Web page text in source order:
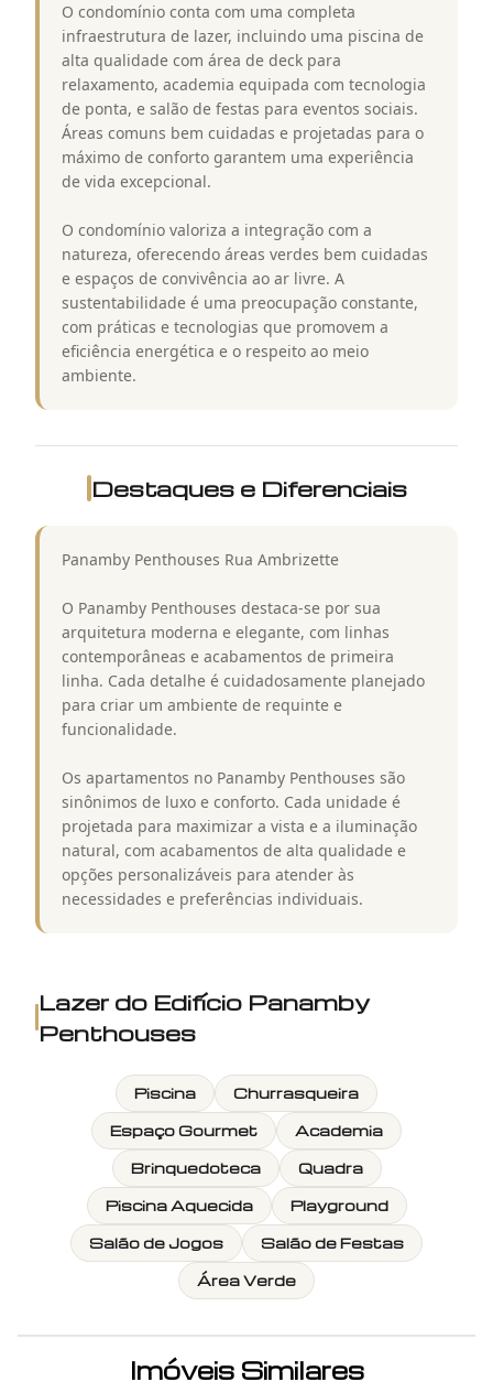
O condomínio conta com uma completa
infraestrutura de lazer, incluindo uma piscina de
alta qualidade com área de deck para
relaxamento, academia equipada com tecnologia
de ponta, e salão de festas para eventos sociais.
Áreas comuns bem cuidadas e projetadas para o
máximo de conforto garantem uma experiência
de vida excepcional.
O condomínio valoriza a integração com a
natureza, oferecendo áreas verdes bem cuidadas
e espaços de convivência ao ar livre. A
sustentabilidade é uma preocupação constante,
com práticas e tecnologias que promovem a
eficiência energética e o respeito ao meio
ambiente.
Destaques e Diferenciais
Panamby Penthouses Rua Ambrizette
O Panamby Penthouses destaca-se por sua
arquitetura moderna e elegante, com linhas
contemporâneas e acabamentos de primeira
linha. Cada detalhe é cuidadosamente planejado
para criar um ambiente de requinte e
funcionalidade.
Os apartamentos no Panamby Penthouses são
sinônimos de luxo e conforto. Cada unidade é
projetada para maximizar a vista e a iluminação
natural, com acabamentos de alta qualidade e
opções personalizáveis para atender às
necessidades e preferências individuais.
Lazer do Edifício Panamby
Penthouses
Piscina
Churrasqueira
Espaço Gourmet
Academia
Brinquedoteca
Quadra
Piscina Aquecida
Playground
Salão de Jogos
Salão de Festas
Área Verde
Imóveis Similares